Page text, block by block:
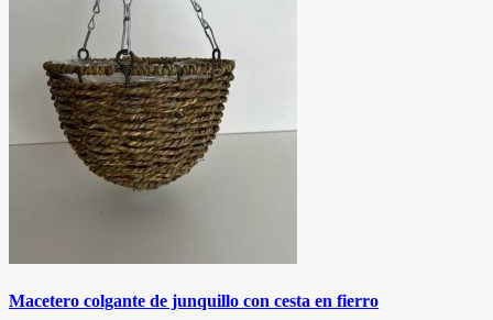
Macetero colgante de junquillo con cesta en fierro